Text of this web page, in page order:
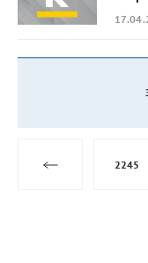
2245